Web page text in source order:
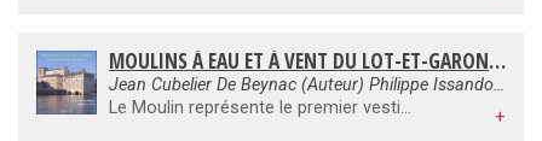
MOULINS À EAU ET À VENT DU LOT-ET-GARONNE
Jean Cubelier De Beynac (Auteur) Philippe Issandou (Auteur)
Le Moulin représente le premier vestige industriel de notre temps, le premier moteur indépendant de l'homme et de l'animal. Le Moulin écrase le blé, les noix, les olives, les écorces de chênes, il met en mouvement les soufflets et les marteaux de forges, pile les chiffons, matière première du papier, foule le tissu.
+